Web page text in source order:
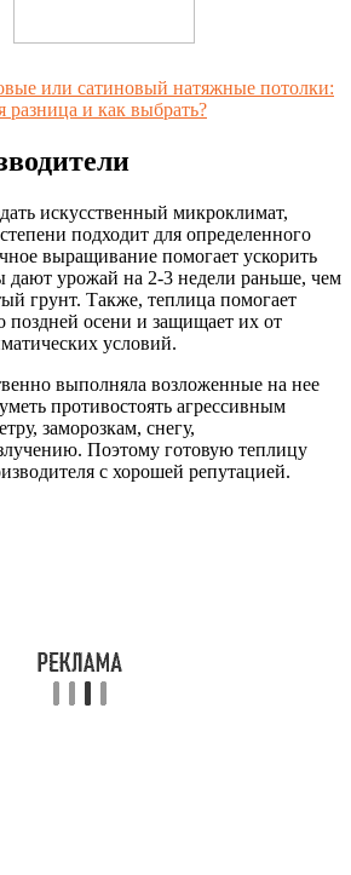
или сатиновый натяжные потолки:
разница и как выбрать?
искусственный микроклимат,
подходит для определенного
выращивание помогает ускорить
дают урожай на 2-3 недели раньше, чем
грунт. Также, теплица помогает
поздней осени и защищает их от
условий.
выполняла возложенные на нее
противостоять агрессивным
заморозкам, снегу,
Поэтому готовую теплицу
с хорошей репутацией.